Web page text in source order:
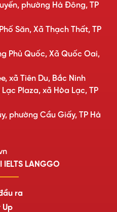
phường Hà Đông, TP
Săn, Xã Thạch Thất, TP
Phủ Quốc, Xã Quốc Oai,
xã Tiên Du, Bắc Ninh
Plaza, xã Hòa Lạc, TP
phường Cầu Giấy, TP Hà
LANGGO
ra
Up